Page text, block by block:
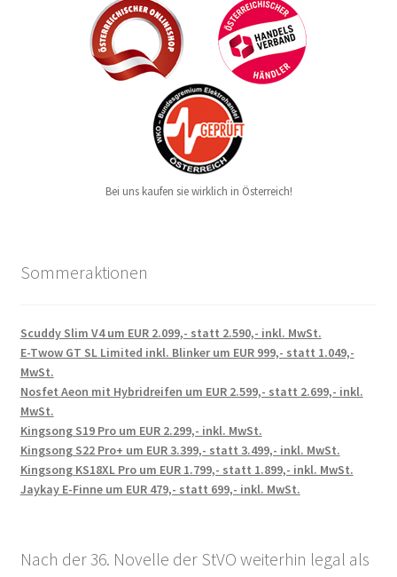
Bei uns kaufen sie wirklich in Österreich!
Sommeraktionen
Scuddy Slim V4 um EUR 2.099,- statt 2.590,- inkl. MwSt.
E-Twow GT SL Limited inkl. Blinker um EUR 999,- statt 1.049,-
MwSt.
Nosfet Aeon mit Hybridreifen um EUR 2.599,- statt 2.699,- inkl.
MwSt.
Kingsong S19 Pro um EUR 2.299,- inkl. MwSt.
Kingsong S22 Pro+ um EUR 3.399,- statt 3.499,- inkl. MwSt.
Kingsong KS18XL Pro um EUR 1.799,- statt 1.899,- inkl. MwSt.
Jaykay E-Finne um EUR 479,- statt 699,- inkl. MwSt.
Nach der 36. Novelle der StVO weiterhin legal als